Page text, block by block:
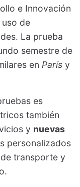
e Innovación
de
La prueba
semestre de
en París y
es
también
y nuevas
personalizados
transporte y